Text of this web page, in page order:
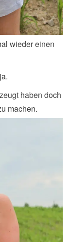
wieder einen
haben doch
machen.